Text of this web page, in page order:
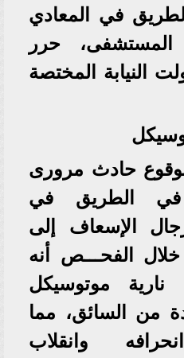
في المعادي
حرر
النيابة المختصة
بوقوع حادث مرورى
في الطريق في
الإسعاف إلى
الفحـــص أنه
نارية موتوسيكل
من السائق، مما
وانقلاب